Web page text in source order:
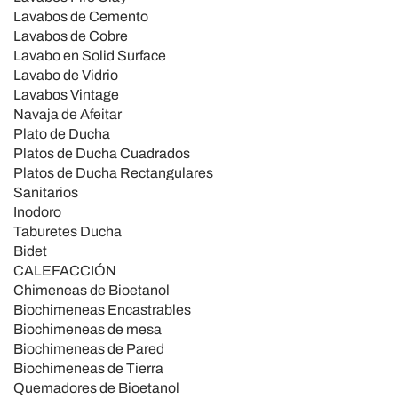
Lavabos de Cemento
Lavabos de Cobre
Lavabo en Solid Surface
Lavabo de Vidrio
Lavabos Vintage
Navaja de Afeitar
Plato de Ducha
Platos de Ducha Cuadrados
Platos de Ducha Rectangulares
Sanitarios
Inodoro
Taburetes Ducha
Bidet
CALEFACCIÓN
Chimeneas de Bioetanol
Biochimeneas Encastrables
Biochimeneas de mesa
Biochimeneas de Pared
Biochimeneas de Tierra
Quemadores de Bioetanol